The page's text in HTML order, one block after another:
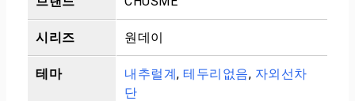
시리즈 원데이
테마 내추럴계, 테두리없음, 자외선차
단